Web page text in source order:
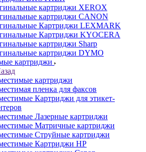
картриджи XEROX
картриджи CANON
Картриджи LEXMARK
Картриджи KYOCERA
картриджи Sharp
картриджи DYMO
картриджи
картриджи
пленка для факсов
Картриджи для этикет-
Лазерные картриджи
Матричные картриджи
Струйные картриджи
Картриджи HP